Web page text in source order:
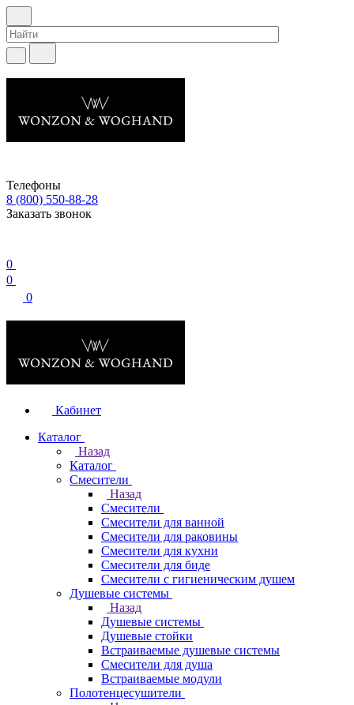
Телефоны
8 (800) 550-88-28
Заказать звонок
0
0
0
Кабинет
Каталог
Назад
Каталог
Смесители
Назад
Смесители
Смесители для ванной
Смесители для раковины
Смесители для кухни
Смесители для биде
Смесители с гигиеническим душем
Душевые системы
Назад
Душевые системы
Душевые стойки
Встраиваемые душевые системы
Смесители для душа
Встраиваемые модули
Полотенцесушители